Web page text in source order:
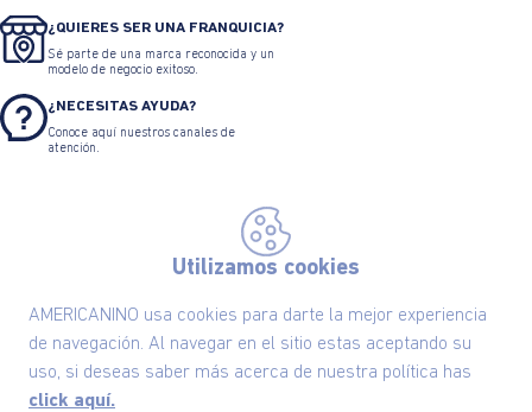
Utilizamos cookies
AMERICANINO usa cookies para darte la mejor experiencia
de navegación. Al navegar en el sitio estas aceptando su
uso, si deseas saber más acerca de nuestra política has
click aquí.
¿QUIERES SER UNA FRANQUICIA?
Sé parte de una marca reconocida y un
modelo de negocio exitoso.
¿NECESITAS AYUDA?
Conoce aquí nuestros canales de
atención.
Suscríbete ahora nuestro Newsletter y recibe